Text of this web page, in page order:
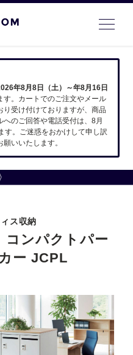
年8月8日（土）～年8月16日
す。カートでのご注文やメール
り受け付けておりますが、商品
のご回答や電話受付は、8月
す。ご迷惑をおかけして申し訳
いいたします。
ス収納
コンパクトパー
ー JCPL